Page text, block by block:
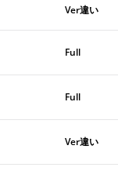
Ver違い
Full
Full
Ver違い